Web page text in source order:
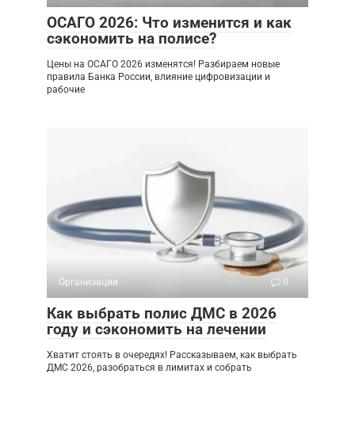
ОСАГО 2026: Что изменится и как
сэкономить на полисе?
Цены на ОСАГО 2026 изменятся! Разбираем новые
правила Банка России, влияние цифровизации и
рабочие
Организации 0
Как выбрать полис ДМС в 2026
году и сэкономить на лечении
Хватит стоять в очередях! Рассказываем, как выбрать
ДМС 2026, разобраться в лимитах и собрать